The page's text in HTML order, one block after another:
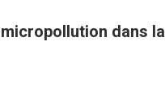
dans la